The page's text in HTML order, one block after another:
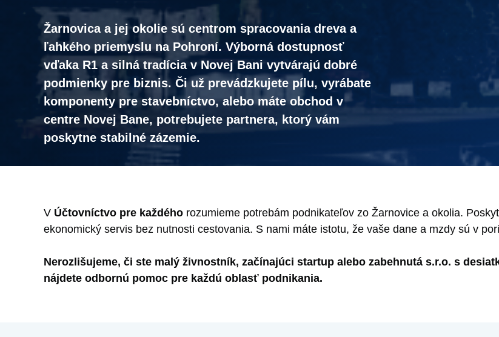
Žarnovica a jej okolie sú centrom spracovania dreva a
ľahkého priemyslu na Pohroní. Výborná dostupnosť
vďaka R1 a silná tradícia v Novej Bani vytvárajú dobré
podmienky pre biznis. Či už prevádzkujete pílu, vyrábate
komponenty pre stavebníctvo, alebo máte obchod v
centre Novej Bane, potrebujete partnera, ktorý vám
poskytne stabilné zázemie.
V Účtovníctvo pre každého rozumieme potrebám podnikateľov zo Žarnovice a okolia.
ekonomický servis bez nutnosti cestovania. S nami máte istotu, že vaše dane a mzdy sú v
Nerozlišujeme, či ste malý živnostník, začínajúci startup alebo zabehnutá s.r.o. s
nájdete odbornú pomoc pre každú oblasť podnikania.